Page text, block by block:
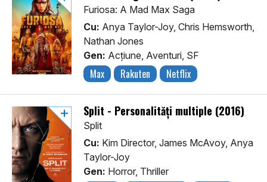
Furiosa: A Mad Max Saga
Cu: Anya Taylor-Joy, Chris Hemsworth,
Nathan Jones
Gen: Acţiune, Aventuri, SF
Max Rakuten Netflix
Split - Personalități multiple (2016)
Split
Cu: Kim Director, James McAvoy, Anya
Taylor-Joy
Gen: Horror, Thriller